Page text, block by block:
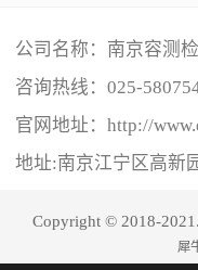
公司名称：南京容测
咨询热线： 025-
官网地址：http://
地址:南京江宁区高新
Copyright © 2018-
犀